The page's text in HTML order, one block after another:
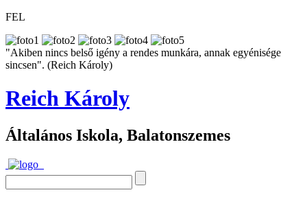
FEL
"Akiben nincs belső igény a rendes munkára, annak egyénisége
sincsen". (Reich Károly)
Reich Károly
Általános Iskola, Balatonszemes